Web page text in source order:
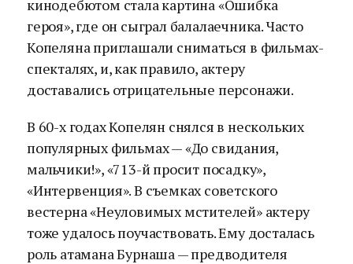
кинодебютом стала картина «Ошибка
героя», где он сыграл балалаечника. Часто
Копеляна приглашали сниматься в фильмах-
спекталях, и, как правило, актеру
доставались отрицательные персонажи.
В 60-х годах Копелян снялся в нескольких
популярных фильмах — «До свидания,
мальчики!», «713-й просит посадку»,
«Интервенция». В съемках советского
вестерна «Неуловимых мстителей» актеру
тоже удалось поучаствовать. Ему досталась
роль атамана Бурнаша — предводителя